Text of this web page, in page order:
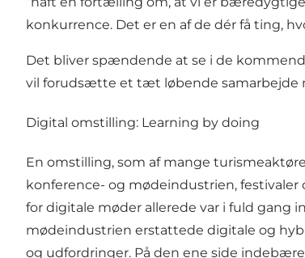
konkurrence. Det er en af de dér få ting,
Det bliver spændende at se i de
vil forudsætte et tæt løbende samarbejde
Digital omstilling: Learning by doing
En omstilling, som af mange
konference- og mødeindustrien,
for digitale møder allerede var i fuld gang
mødeindustrien erstattede digitale og
og udfordringer. På den ene side